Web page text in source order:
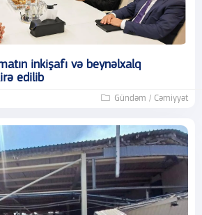
inkişafı və beynəlxalq
edilib
Gündəm / Cəmiyyət